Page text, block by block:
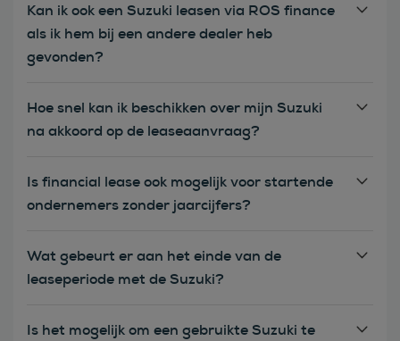
Kan ik ook een Suzuki leasen via ROS finance
als ik hem bij een andere dealer heb
gevonden?
Hoe snel kan ik beschikken over mijn Suzuki
na akkoord op de leaseaanvraag?
Is financial lease ook mogelijk voor startende
ondernemers zonder jaarcijfers?
Wat gebeurt er aan het einde van de
leaseperiode met de Suzuki?
Is het mogelijk om een gebruikte Suzuki te